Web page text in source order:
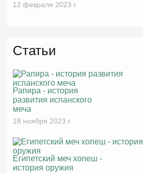
12 февраля 2023 г.
Статьи
Рапира - история
развития испанского
меча
18 ноября 2023 г.
Египетский меч хопеш -
история оружия